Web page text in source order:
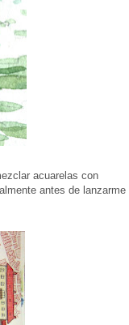
acuarelas con
antes de lanzarme